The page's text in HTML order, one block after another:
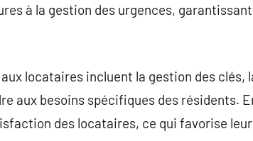
à la gestion des urgences,
locataires incluent la gestion des clés,
aux besoins spécifiques des résidents.
des locataires, ce qui favorise